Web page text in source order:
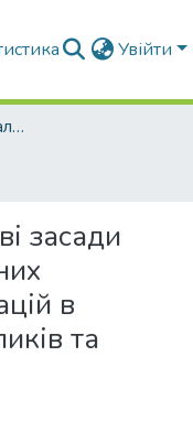
Увійти
Конференції та матеріали конференцій
засади
в
та